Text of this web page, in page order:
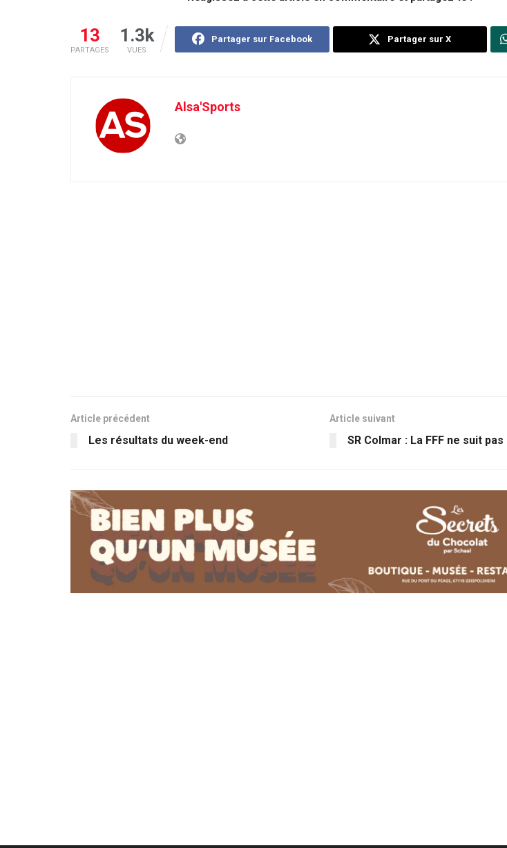
13
PARTAGES
1.3k
VUES
Partager sur Facebook Partager sur X
Alsa'Sports
Article précédent
Les résultats du week-end
Article suivant
SR Colmar : La FFF ne suit pas